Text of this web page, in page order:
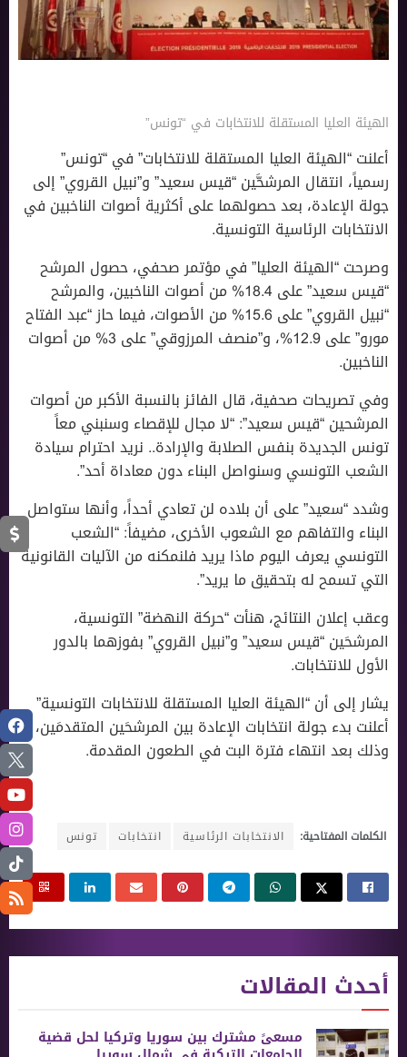
الهيئة العليا المستقلة للانتخابات في “تونس”
أعلنت “الهيئة العليا المستقلة للانتخابات” في “تونس”
رسمياً، انتقال المرشحَّين “قيس سعيد” و”نبيل القروي” إلى
جولة الإعادة، بعد حصولهما على أكثرية أصوات الناخبين في
الانتخابات الرئاسية التونسية.
وصرحت “الهيئة العليا” في مؤتمر صحفي، حصول المرشح
“قيس سعيد” على 18.4% من أصوات الناخبين، والمرشح
“نبيل القروي” على 15.6% من الأصوات، فيما حاز “عبد الفتاح
مورو” على 12.9%، و”منصف المرزوقي” على 3% من أصوات
الناخبين.
وفي تصريحات صحفية، قال الفائز بالنسبة الأكبر من أصوات
المرشحين “قيس سعيد”: “لا مجال للإقصاء وسنبني معاً
تونس الجديدة بنفس الصلابة والإرادة.. نريد احترام سيادة
الشعب التونسي وسنواصل البناء دون معاداة أحد”.
وشدد “سعيد” على أن بلاده لن تعادي أحداً، وأنها ستواصل
البناء والتفاهم مع الشعوب الأخرى، مضيفاً: “الشعب
التونسي يعرف اليوم ماذا يريد فلنمكنه من الآليات القانونية
التي تسمح له بتحقيق ما يريد”.
وعقب إعلان النتائج، هنأت “حركة النهضة” التونسية،
المرشحَين “قيس سعيد” و”نبيل القروي” بفوزهما بالدور
الأول للانتخابات.
يشار إلى أن “الهيئة العليا المستقلة للانتخابات التونسية”
أعلنت بدء جولة انتخابات الإعادة بين المرشحَين المتقدمَين،
وذلك بعد انتهاء فترة البت في الطعون المقدمة.
الكلمات المفتاحية: الانتخابات الرئاسية انتخابات تونس
أحدث المقالات
مسعىً مشترك بين سوريا وتركيا لحل قضية